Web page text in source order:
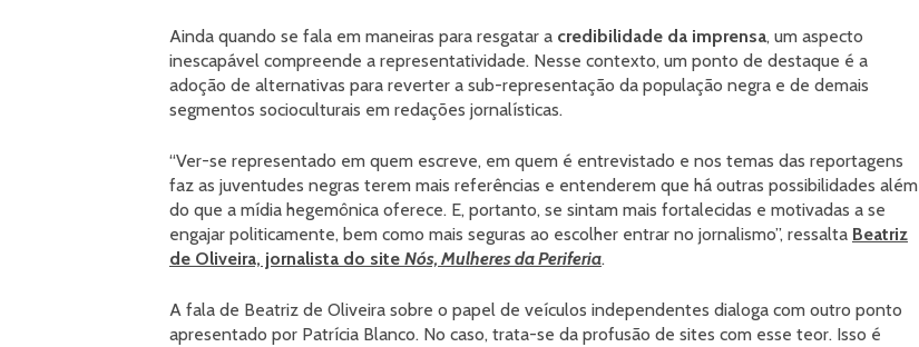
Ainda quando se fala em maneiras para resgatar a credibilidade da imprensa, um aspecto
inescapável compreende a representatividade. Nesse contexto, um ponto de destaque é a
adoção de alternativas para reverter a sub-representação da população negra e de demais
segmentos socioculturais em redações jornalísticas.
“Ver-se representado em quem escreve, em quem é entrevistado e nos temas das reportagens
faz as juventudes negras terem mais referências e entenderem que há outras possibilidades além
do que a mídia hegemônica oferece. E, portanto, se sintam mais fortalecidas e motivadas a se
engajar politicamente, bem como mais seguras ao escolher entrar no jornalismo”, ressalta Beatriz
de Oliveira, jornalista do site Nós, Mulheres da Periferia.
A fala de Beatriz de Oliveira sobre o papel de veículos independentes dialoga com outro ponto
apresentado por Patrícia Blanco. No caso, trata-se da profusão de sites com esse teor. Isso é